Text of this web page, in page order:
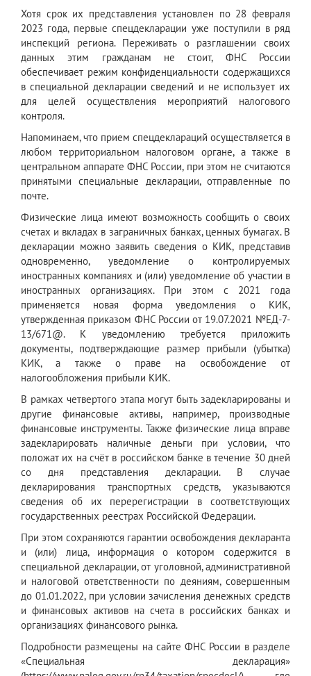
Хотя срок их представления установлен по 28 февраля
2023 года, первые спецдекларации уже поступили в ряд
инспекций региона. Переживать о разглашении своих
данных этим гражданам не стоит, ФНС России
обеспечивает режим конфиденциальности содержащихся
в специальной декларации сведений и не использует их
для целей осуществления мероприятий налогового
контроля.
Напоминаем, что прием спецдеклараций осуществляется в
любом территориальном налоговом органе, а также в
центральном аппарате ФНС России, при этом не считаются
принятыми специальные декларации, отправленные по
почте.
Физические лица имеют возможность сообщить о своих
счетах и вкладах в заграничных банках, ценных бумагах. В
декларации можно заявить сведения о КИК, представив
одновременно, уведомление о контролируемых
иностранных компаниях и (или) уведомление об участии в
иностранных организациях. При этом с 2021 года
применяется новая форма уведомления о КИК,
утвержденная приказом ФНС России от 19.07.2021 №ЕД-7-
13/671@. К уведомлению требуется приложить
документы, подтверждающие размер прибыли (убытка)
КИК, а также о праве на освобождение от
налогообложения прибыли КИК.
В рамках четвертого этапа могут быть задекларированы и
другие финансовые активы, например, производные
финансовые инструменты. Также физические лица вправе
задекларировать наличные деньги при условии, что
положат их на счёт в российском банке в течение 30 дней
со дня представления декларации. В случае
декларирования транспортных средств, указываются
сведения об их перерегистрации в соответствующих
государственных реестрах Российской Федерации.
При этом сохраняются гарантии освобождения декларанта
и (или) лица, информация о котором содержится в
специальной декларации, от уголовной, административной
и налоговой ответственности по деяниям, совершенным
до 01.01.2022, при условии зачисления денежных средств
и финансовых активов на счета в российских банках и
организациях финансового рынка.
Подробности размещены на сайте ФНС России в разделе
«Специальная декларация»